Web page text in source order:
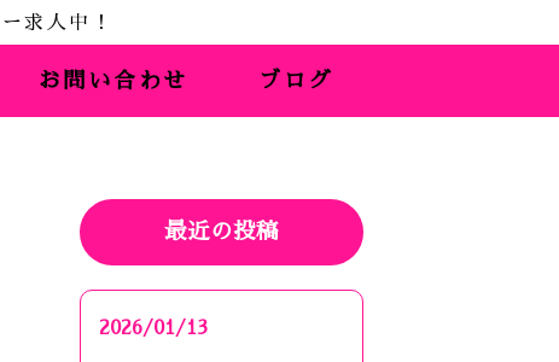
お問い合わせ ブログ
最近の投稿
2026/01/13